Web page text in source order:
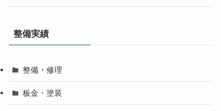
整備実績
整備・修理
板金・塗装